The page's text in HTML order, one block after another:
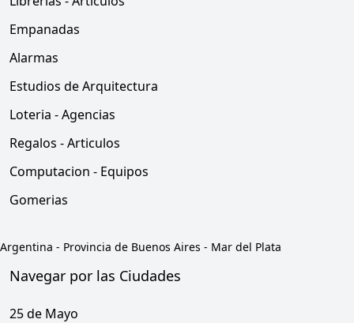
Empanadas
Alarmas
Estudios de Arquitectura
Loteria - Agencias
Regalos - Articulos
Computacion - Equipos
Gomerias
Argentina - Provincia de Buenos Aires - Mar del Plata
Navegar por las Ciudades
25 de Mayo